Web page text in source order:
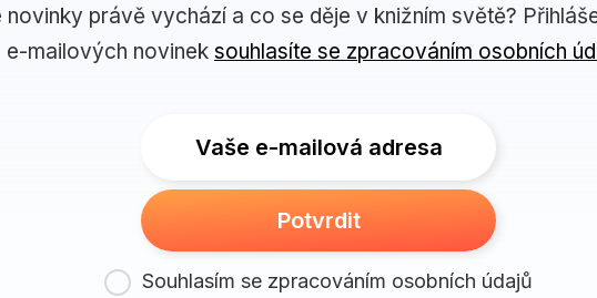
novinky právě vychází a co se děje v knižním světě?
e-mailových novinek souhlasíte se zpracováním osobních
Vaše e-mailová adresa
Potvrdit
Souhlasím se zpracováním osobních údajů